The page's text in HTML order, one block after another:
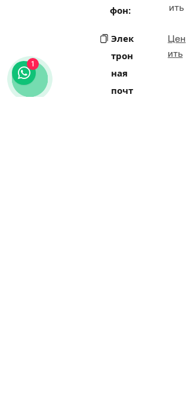
фон:
ить
Элек
трон
ная
почт
Цен
ить
1